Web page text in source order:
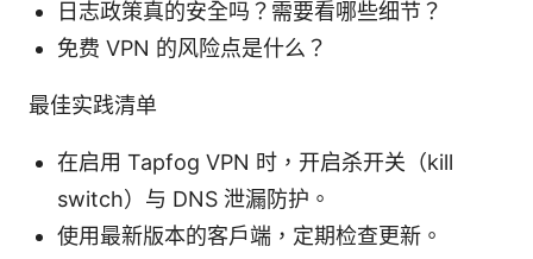
日志政策真的安全吗？需要看哪些细节？
免费 VPN 的风险点是什么？
最佳实践清单
在启用 Tapfog VPN 时，开启杀开关（kill
switch）与 DNS 泄漏防护。
使用最新版本的客户端，定期检查更新。